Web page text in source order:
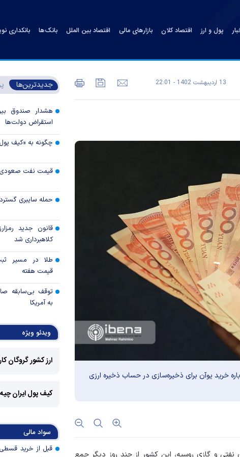
پول و ارز اقتصاد کلان بازارهای مالی اقتصاد بین الملل بانک‌ها بانکداری
13 ارديبهشت 1402 - 22:01
خرید یوآن برای ذخیره‌سازی در حساب ذخیره ارزی
جدیدترین‌ها
هشدار صندوق
استقراض دولت‌ها
چگونه به «کیف
قیمت نفت صعودی
حمله سایبری
قانون جدید
کلاهبرداری شد
طلا در مسیر
قیمت هفته
توقف بی‌سابقه
به آمریکا
چرا گاز در اروپا
امنیت دریایی به
رویه جدید ارز
جزئیات
تسعیر ارز واردات
ویدئو ویژه
ارز کشور گروگان
کیف پول ایران
سواد مالی